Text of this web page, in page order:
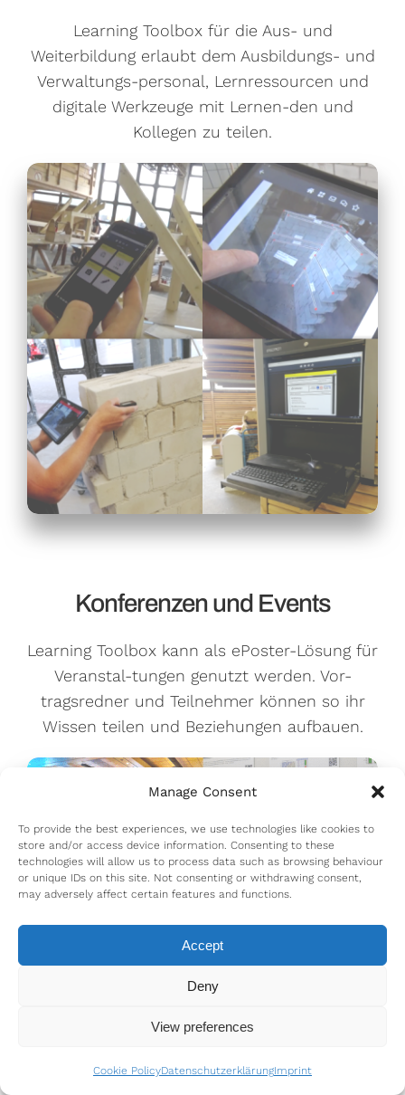
Manage Consent
To provide the best experiences, we use technologies like cookies to
store and/or access device information. Consenting to these
technologies will allow us to process data such as browsing behaviour
or unique IDs on this site. Not consenting or withdrawing consent,
may adversely affect certain features and functions.
Accept
Deny
View preferences
Cookie PolicyDatenschutzerklärungImprint
Learning Toolbox für die Aus- und
Weiterbildung erlaubt dem Ausbildungs- und
Verwaltungs-personal, Lernressourcen und
digitale Werkzeuge mit Lernen-den und
Kollegen zu teilen.
Konferenzen und Events
Learning Toolbox kann als ePoster-Lösung für
Veranstal-tungen genutzt werden. Vor-
tragsredner und Teilnehmer können so ihr
Wissen teilen und Beziehungen aufbauen.